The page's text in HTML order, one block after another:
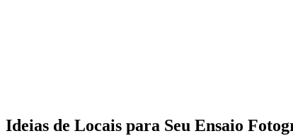
Ideias de Locais para Seu Ensaio